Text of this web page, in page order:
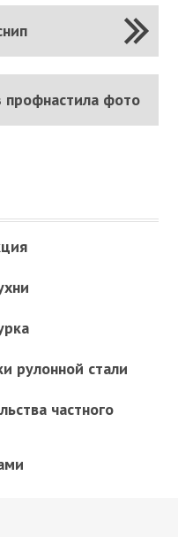
профнастила фото
рулонной стали
частного